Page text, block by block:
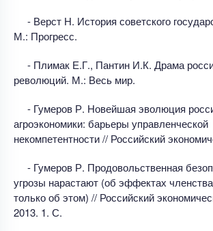
- Верст Н. История советского
М.: Прогресс.
- Плимак Е.Г., Пантин И.К. Драма
революций. М.: Весь мир.
- Гумеров Р. Новейшая эволюция
агроэкономики: барьеры управленческой
некомпетентности // Российский
- Гумеров Р. Продовольственная
угрозы нарастают (об эффектах
только об этом) // Российский
2013. 1. С.